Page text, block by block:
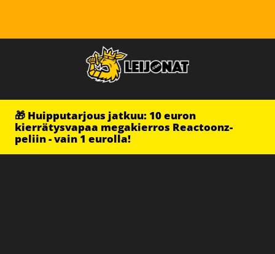
🎁 Huipputarjous jatkuu: 10 euron
kierrätysvapaa megakierros Reactoonz-
peliin - vain 1 eurolla!